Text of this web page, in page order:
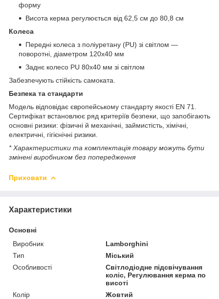
форму
Висота керма регулюється від 62,5 см до 80,8 см
Колеса
Передні колеса з поліуретану (PU) зі світлом —
поворотні, діаметром 120х40 мм
Заднє колесо PU 80х40 мм зі світлом
Забезпечують стійкість самоката.
Безпека та стандарти
Модель відповідає європейському стандарту якості EN 71.
Сертифікат встановлює ряд критеріїв безпеки, що запобігають
основні ризики: фізичні й механічні, займистість, хімічні,
електричні, гігієнічні ризики.
* Характеристики та комплектація товару можуть бути
змінені виробником без попередження
Приховати
Характеристики
Основні
Виробник
Lamborghini
Тип
Міський
Особливості
Світлодіодне підсвічування
коліс, Регулювання керма по
висоті
Колір
Жовтий